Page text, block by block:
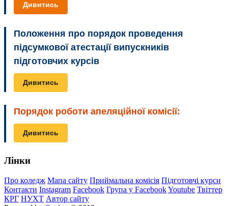
Дивитись
Положення про порядок проведення
підсумкової атестації випускників
підготовчих курсів
Дивитись
Порядок роботи апеляційної комісії:
Дивитись
Лінки
Про коледж Мапа сайту Приймальна комісія Підготовчі курси
Контакти Instagram Facebook Група у FacebookYoutube Твіттер
КРГ НУХТ Автор сайту